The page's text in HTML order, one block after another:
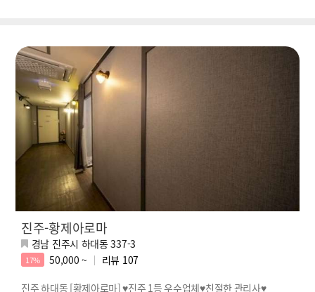
진주-황제아로마
경남 진주시 하대동 337-3
17% 50,000 ~ 리뷰 107
진주 하대동 [황제아로마] ♥진주 1등 우수업체♥친절한 관리사♥